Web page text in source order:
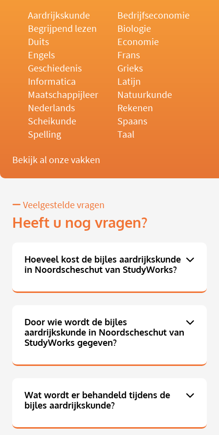
Aardrijkskunde
Bedrijfseconomie
Begrijpend lezen
Biologie
Duits
Economie
Engels
Frans
Geschiedenis
Grieks
Informatica
Latijn
Maatschappijleer
Natuurkunde
Nederlands
Rekenen
Scheikunde
Spaans
Spelling
Taal
Bekijk al onze vakken
Veelgestelde vragen
Heeft u nog vragen?
Hoeveel kost de bijles aardrijkskunde
in Noordscheschut van StudyWorks?
Door wie wordt de bijles
aardrijkskunde in Noordscheschut van
StudyWorks gegeven?
Wat wordt er behandeld tijdens de
bijles aardrijkskunde?